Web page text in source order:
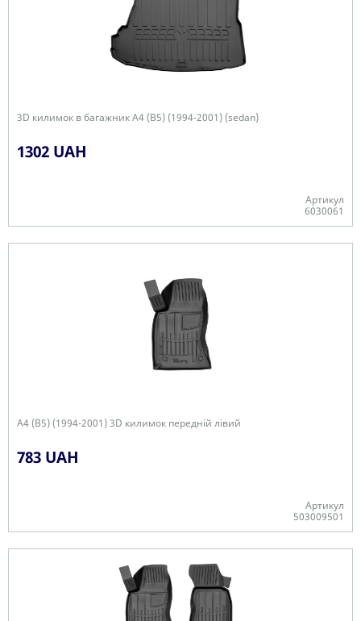
3D килимок в багажник A4 (B5) (1994-2001) (sedan)
1302 UAH
Артикул
6030061
A4 (B5) (1994-2001) 3D килимок передній лівий
783 UAH
Артикул
503009501